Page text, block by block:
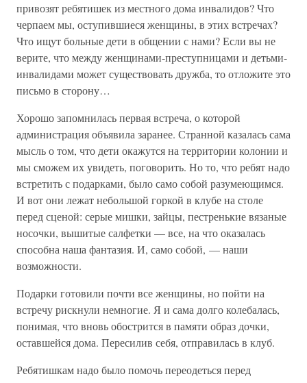
привозят ребятишек из местного дома инвалидов? Что
черпаем мы, оступившиеся женщины, в этих встречах?
Что ищут больные дети в общении с нами? Если вы не
верите, что между женщинами-преступницами и детьми-
инвалидами может существовать дружба, то отложите это
письмо в сторону…
Хорошо запомнилась первая встреча, о которой
администрация объявила заранее. Странной казалась сама
мысль о том, что дети окажутся на территории колонии и
мы сможем их увидеть, поговорить. Но то, что ребят надо
встретить с подарками, было само собой разумеющимся.
И вот они лежат небольшой горкой в клубе на столе
перед сценой: серые мишки, зайцы, пестренькие вязаные
носочки, вышитые салфетки — все, на что оказалась
способна наша фантазия. И, само собой, — наши
возможности.
Подарки готовили почти все женщины, но пойти на
встречу рискнули немногие. Я и сама долго колебалась,
понимая, что вновь обострится в памяти образ дочки,
оставшейся дома. Пересилив себя, отправилась в клуб.
Ребятишкам надо было помочь переодеться перед